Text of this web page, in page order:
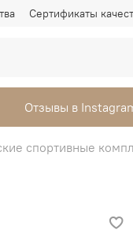
Сертификаты
Отзывы в
спортивные